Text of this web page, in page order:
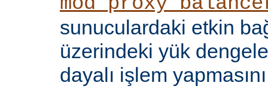
sunuculardaki etkin
üzerindeki yük
dayalı işlem